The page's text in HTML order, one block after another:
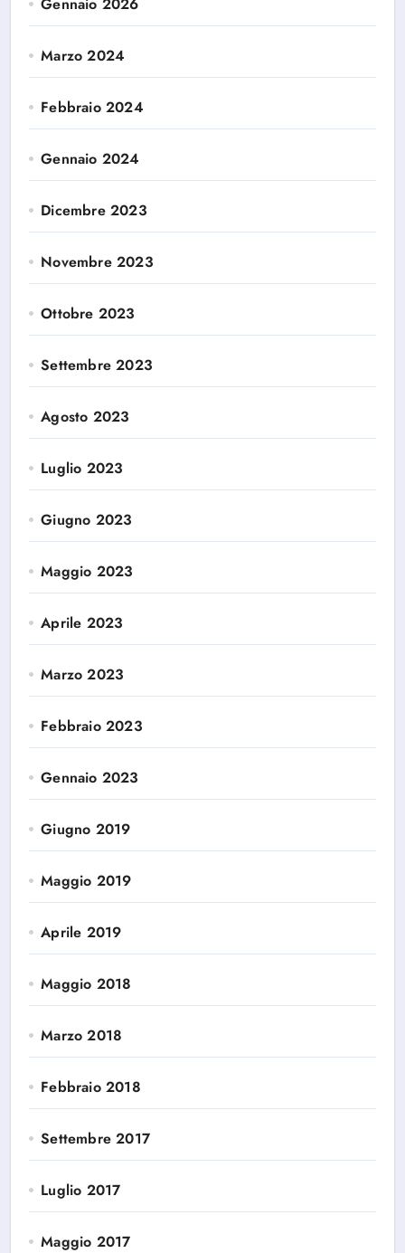
Marzo 2024
Febbraio 2024
Gennaio 2024
Dicembre 2023
Novembre 2023
Ottobre 2023
Settembre 2023
Agosto 2023
Luglio 2023
Giugno 2023
Maggio 2023
Aprile 2023
Marzo 2023
Febbraio 2023
Gennaio 2023
Giugno 2019
Maggio 2019
Aprile 2019
Maggio 2018
Marzo 2018
Febbraio 2018
Settembre 2017
Luglio 2017
Maggio 2017